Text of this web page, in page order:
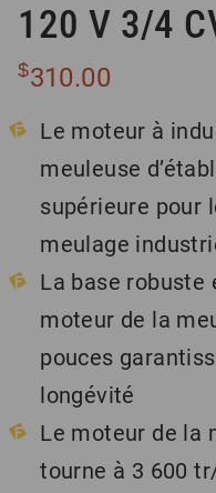
120 V 3/4
$310.00
Le moteur à
meuleuse
supérieure pour
meulage
La base
moteur de la
pouces
longévité
Le moteur de la
tourne à 3 600